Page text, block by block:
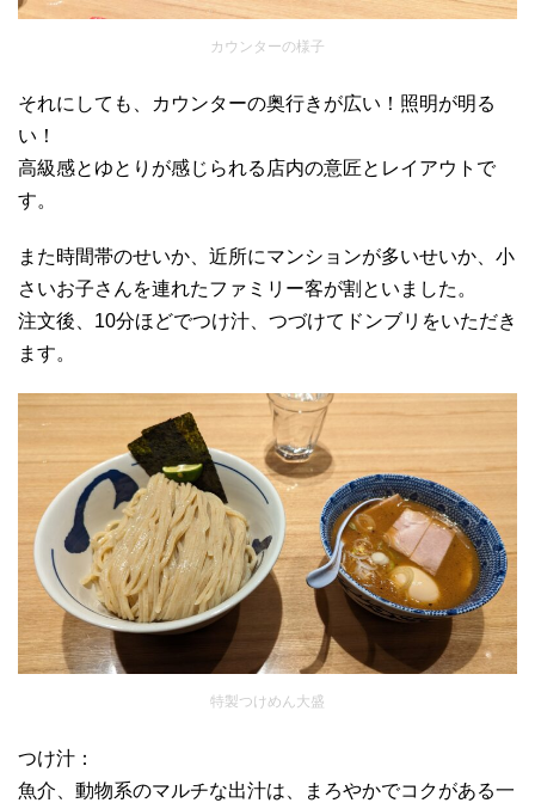
カウンターの様子
それにしても、カウンターの奥行きが広い！照明が明る
い！
高級感とゆとりが感じられる店内の意匠とレイアウトで
す。
また時間帯のせいか、近所にマンションが多いせいか、小
さいお子さんを連れたファミリー客が割といました。
注文後、10分ほどでつけ汁、つづけてドンブリをいただき
ます。
特製つけめん大盛
つけ汁：
魚介、動物系のマルチな出汁は、まろやかでコクがある一